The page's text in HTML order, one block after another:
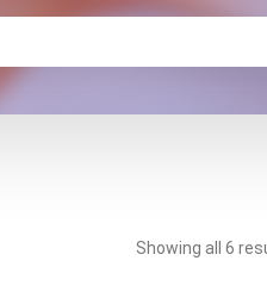
Showing all 6